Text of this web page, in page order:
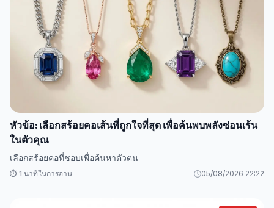
หัวข้อ: เลือกสร้อยคอเส้นที่ถูกใจที่สุด เพื่อค้นพบพลังซ่อนเร้น
ในตัวคุณ
เลือกสร้อยคอที่ชอบเพื่อค้นหาตัวตน
⏱️ 1 นาทีในการอ่าน 05/08/2026 22:22